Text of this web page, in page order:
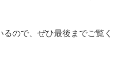
ので、ぜひ最後までご覧く